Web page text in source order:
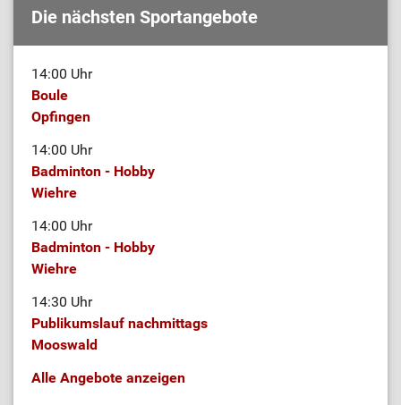
Die nächsten Sportangebote
14:00 Uhr
Boule
Opfingen
14:00 Uhr
Badminton - Hobby
Wiehre
14:00 Uhr
Badminton - Hobby
Wiehre
14:30 Uhr
Publikumslauf nachmittags
Mooswald
Alle Angebote anzeigen